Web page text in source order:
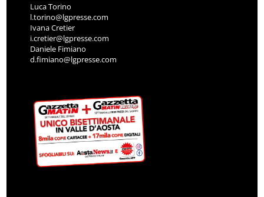
Luca Torino
l.torino@lgpresse.com
Ivana Cretier
i.cretier@lgpresse.com
Daniele Fimiano
d.fimiano@lgpresse.com